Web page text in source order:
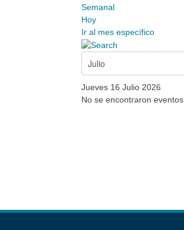
Semanal
Hoy
Ir al mes específico
Jueves 16 Julio 2026
No se encontraron eventos